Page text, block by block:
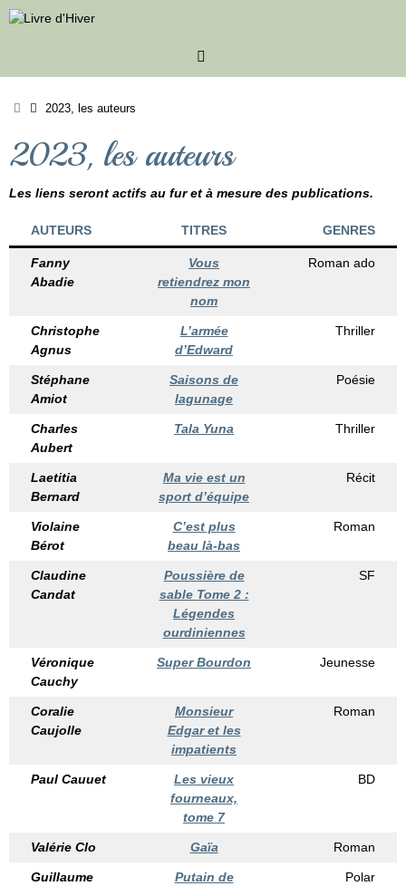
Passer
au
Accueil2023, les auteurs
2023, les auteurs
Les liens seront actifs au fur et à mesure des publications.
AUTEURS TITRES GENRES
Fanny
Abadie
Vous
retiendrez mon
nom
Roman ado
Christophe
Agnus
L’armée
d’Edward
Thriller
Stéphane
Amiot
Saisons de
lagunage
Poésie
Charles
Aubert
Tala Yuna Thriller
Laetitia
Bernard
Ma vie est un
sport d’équipe
Récit
Violaine
Bérot
C’est plus
beau là-bas
Roman
Claudine
Candat
Poussière de
sable Tome 2 :
Légendes
ourdiniennes
SF
Véronique
Cauchy
Super Bourdon Jeunesse
Coralie
Caujolle
Monsieur
Edgar et les
impatients
Roman
Paul Cauuet
Les vieux
fourneaux,
tome 7
BD
Valérie Clo Gaïa Roman
Guillaume
Putain de
Polar